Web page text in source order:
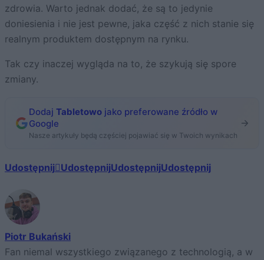
zdrowia. Warto jednak dodać, że są to jedynie
doniesienia i nie jest pewne, jaka część z nich stanie się
realnym produktem dostępnym na rynku.
Tak czy inaczej wygląda na to, że szykują się spore
zmiany.
Dodaj Tabletowo jako preferowane źródło w
Google
Nasze artykuły będą częściej pojawiać się w Twoich wynikach
Udostępnij UdostępnijUdostępnijUdostępnij
Piotr Bukański
Fan niemal wszystkiego związanego z technologią, a w